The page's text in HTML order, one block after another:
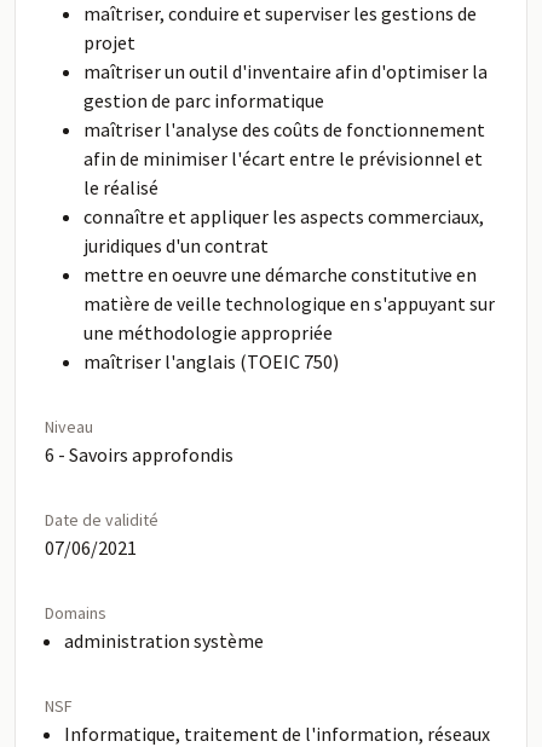
maîtriser, conduire et superviser les gestions de
projet
maîtriser un outil d'inventaire afin d'optimiser la
gestion de parc informatique
maîtriser l'analyse des coûts de fonctionnement
afin de minimiser l'écart entre le prévisionnel et
le réalisé
connaître et appliquer les aspects commerciaux,
juridiques d'un contrat
mettre en oeuvre une démarche constitutive en
matière de veille technologique en s'appuyant sur
une méthodologie appropriée
maîtriser l'anglais (TOEIC 750)
Niveau
6 - Savoirs approfondis
Date de validité
07/06/2021
Domains
administration système
NSF
Informatique, traitement de l'information, réseaux